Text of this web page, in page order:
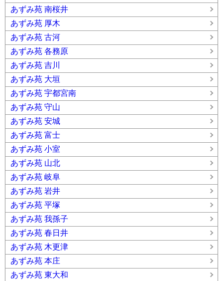
あずみ苑 南桜井
あずみ苑 厚木
あずみ苑 古河
あずみ苑 各務原
あずみ苑 吉川
あずみ苑 大垣
あずみ苑 宇都宮南
あずみ苑 守山
あずみ苑 安城
あずみ苑 富士
あずみ苑 小室
あずみ苑 山北
あずみ苑 岐阜
あずみ苑 岩井
あずみ苑 平塚
あずみ苑 我孫子
あずみ苑 春日井
あずみ苑 木更津
あずみ苑 本庄
あずみ苑 東大和